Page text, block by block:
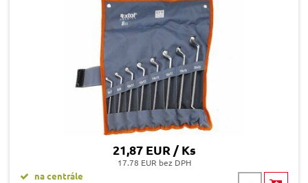
21,87 EUR / Ks
17.78 EUR bez DPH
na centrále